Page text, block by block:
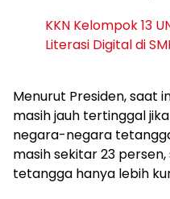
KKN Kelompok 13
Literasi Digital di
Menurut Presiden, saat
masih jauh tertinggal
negara-negara
masih sekitar 23
tetangga hanya lebih